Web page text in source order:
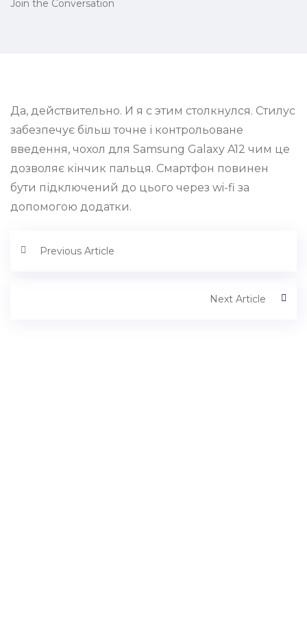
Join the Conversation
Да, действительно. И я с этим столкнулся. Стилус
забезпечує більш точне і контрольоване
введення, чохол для Samsung Galaxy A12 чим це
дозволяє кінчик пальця. Смартфон повинен
бути підключений до цього через wi-fi за
допомогою додатки.
Previous Article
Next Article